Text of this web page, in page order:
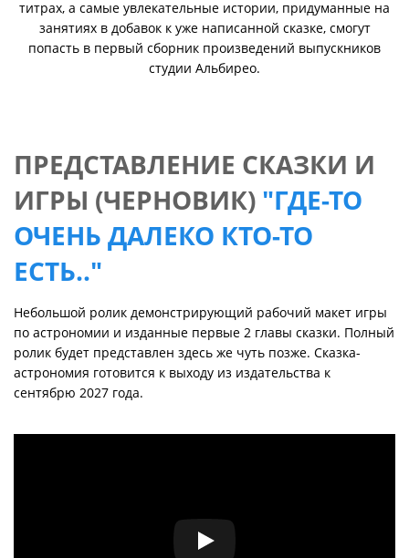
титрах, а самые увлекательные истории, придуманные на
занятиях в добавок к уже написанной сказке, смогут
попасть в первый сборник произведений выпускников
студии Альбирео.
ПРЕДСТАВЛЕНИЕ СКАЗКИ И
ИГРЫ (ЧЕРНОВИК) "ГДЕ-ТО
ОЧЕНЬ ДАЛЕКО КТО-ТО
ЕСТЬ.."
Небольшой ролик демонстрирующий рабочий макет игры
по астрономии и изданные первые 2 главы сказки. Полный
ролик будет представлен здесь же чуть позже. Сказка-
астрономия готовится к выходу из издательства к
сентябрю 2027 года.